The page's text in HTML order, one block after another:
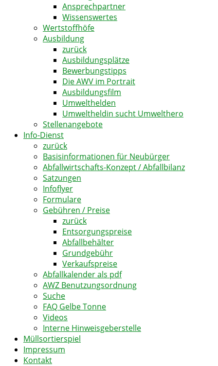
Ansprechpartner
Wissenswertes
Wertstoffhöfe
Ausbildung
zurück
Ausbildungsplätze
Bewerbungstipps
Die AWV im Portrait
Ausbildungsfilm
Umwelthelden
Umweltheldin sucht Umwelthero
Stellenangebote
Info-Dienst
zurück
Basisinformationen für Neubürger
Abfallwirtschafts-Konzept / Abfallbilanz
Satzungen
Infoflyer
Formulare
Gebühren / Preise
zurück
Entsorgungspreise
Abfallbehälter
Grundgebühr
Verkaufspreise
Abfallkalender als pdf
AWZ Benutzungsordnung
Suche
FAQ Gelbe Tonne
Videos
Interne Hinweisgeberstelle
Müllsortierspiel
Impressum
Kontakt